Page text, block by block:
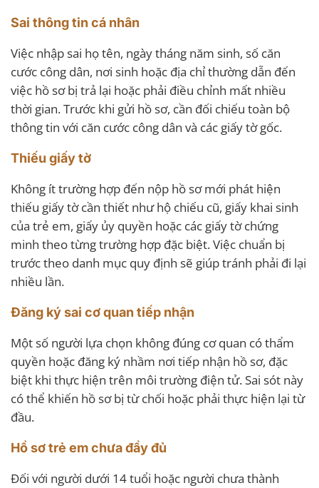
Sai thông tin cá nhân
Việc nhập sai họ tên, ngày tháng năm sinh, số căn
cước công dân, nơi sinh hoặc địa chỉ thường dẫn đến
việc hồ sơ bị trả lại hoặc phải điều chỉnh mất nhiều
thời gian. Trước khi gửi hồ sơ, cần đối chiếu toàn bộ
thông tin với căn cước công dân và các giấy tờ gốc.
Thiếu giấy tờ
Không ít trường hợp đến nộp hồ sơ mới phát hiện
thiếu giấy tờ cần thiết như hộ chiếu cũ, giấy khai sinh
của trẻ em, giấy ủy quyền hoặc các giấy tờ chứng
minh theo từng trường hợp đặc biệt. Việc chuẩn bị
trước theo danh mục quy định sẽ giúp tránh phải đi lại
nhiều lần.
Đăng ký sai cơ quan tiếp nhận
Một số người lựa chọn không đúng cơ quan có thẩm
quyền hoặc đăng ký nhầm nơi tiếp nhận hồ sơ, đặc
biệt khi thực hiện trên môi trường điện tử. Sai sót này
có thể khiến hồ sơ bị từ chối hoặc phải thực hiện lại từ
đầu.
Hồ sơ trẻ em chưa đầy đủ
Đối với người dưới 14 tuổi hoặc người chưa thành